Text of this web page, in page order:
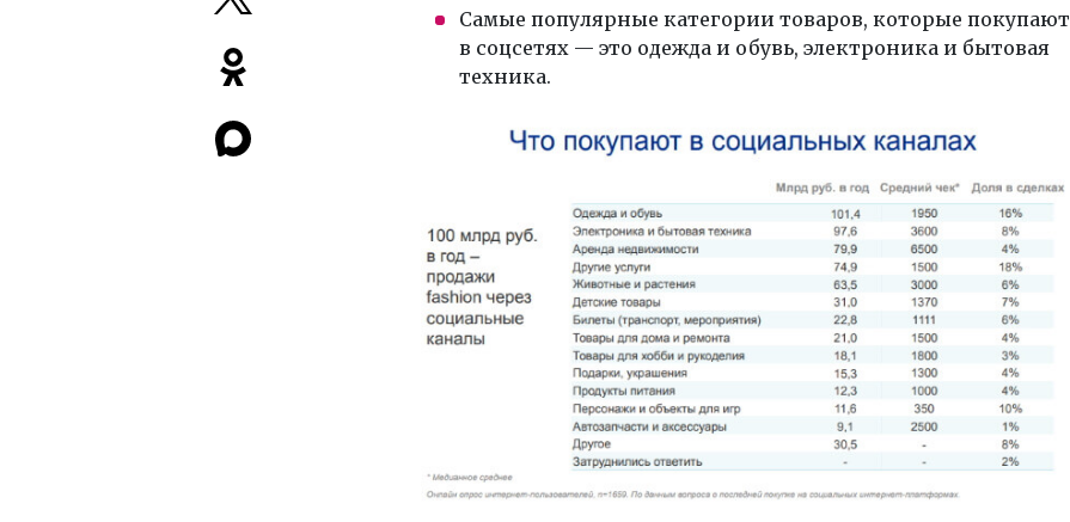
Самые популярные категории товаров, которые покупают
в соцсетях — это одежда и обувь, электроника и бытовая
техника.